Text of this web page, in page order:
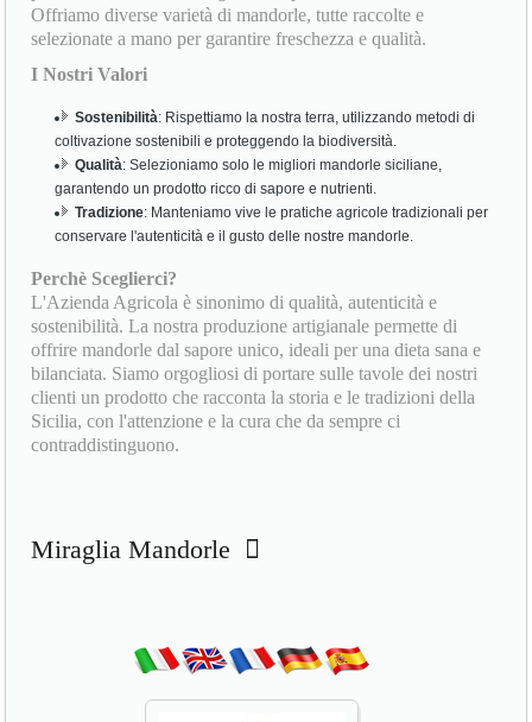
Offriamo diverse varietà di mandorle, tutte raccolte e
selezionate a mano per garantire freschezza e qualità.
I Nostri Valori
Sostenibilità: Rispettiamo la nostra terra, utilizzando metodi di
coltivazione sostenibili e proteggendo la biodiversità.
Qualità: Selezioniamo solo le migliori mandorle siciliane,
garantendo un prodotto ricco di sapore e nutrienti.
Tradizione: Manteniamo vive le pratiche agricole tradizionali per
conservare l'autenticità e il gusto delle nostre mandorle.
Perchè Sceglierci?
L'Azienda Agricola è sinonimo di qualità, autenticità e
sostenibilità. La nostra produzione artigianale permette di
offrire mandorle dal sapore unico, ideali per una dieta sana e
bilanciata. Siamo orgogliosi di portare sulle tavole dei nostri
clienti un prodotto che racconta la storia e le tradizioni della
Sicilia, con l'attenzione e la cura che da sempre ci
contraddistinguono.
Miraglia Mandorle